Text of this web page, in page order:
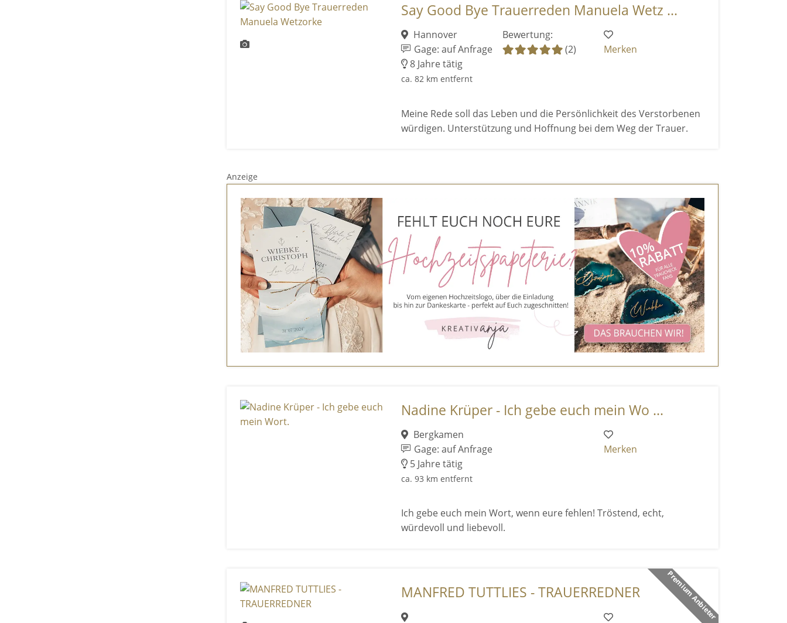
Say Good Bye Trauerreden Manuela Wetz ...
Hannover
Gage: auf Anfrage
8 Jahre tätig
ca. 82 km entfernt
Bewertung:
(2)
Merken
Meine Rede soll das Leben und die Persönlichkeit des Verstorbenen
würdigen. Unterstützung und Hoffnung bei dem Weg der Trauer.
Anzeige
Nadine Krüper - Ich gebe euch mein Wo ...
Bergkamen
Gage: auf Anfrage
5 Jahre tätig
ca. 93 km entfernt
Merken
Ich gebe euch mein Wort, wenn eure fehlen! Tröstend, echt,
würdevoll und liebevoll.
Premium Anbieter
MANFRED TUTTLIES - TRAUERREDNER